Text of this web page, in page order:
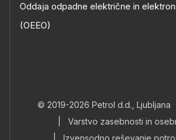
Oddaja odpadne električne in
(OEEO)
© 2019-2026 Petrol d.d., Ljubljana
Varstvo zasebnosti in
Izvensodno reševanje